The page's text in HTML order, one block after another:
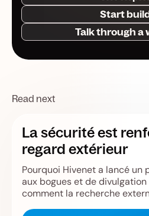
Start
Talk through a
Read next
La sécurité est
regard extérieur
Pourquoi Hivenet a lancé un
aux bogues et de
comment la recherche